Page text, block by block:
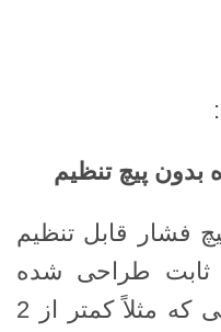
بدون پیچ تنظیم
​​فشار قابل تنظیم
ثابت طراحی شده
است. یعنی برای فشار آبی که مثلاً کمتر از 2